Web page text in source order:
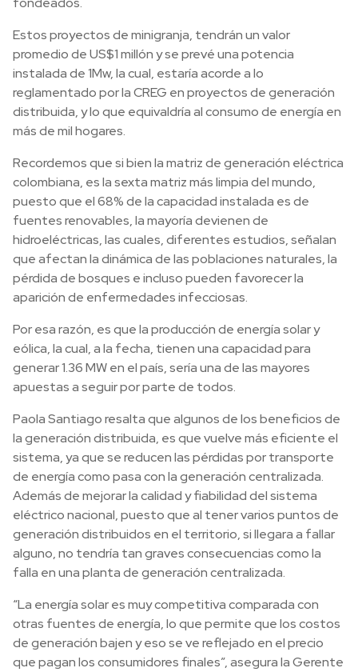
Estos proyectos de minigranja, tendrán un valor
promedio de US$1 millón y se prevé una potencia
instalada de 1Mw, la cual, estaría acorde a lo
reglamentado por la CREG en proyectos de generación
distribuida, y lo que equivaldría al consumo de energía en
más de mil hogares.
Recordemos que si bien la matriz de generación eléctrica
colombiana, es la sexta matriz más limpia del mundo,
puesto que el 68% de la capacidad instalada es de
fuentes renovables, la mayoría devienen de
hidroeléctricas, las cuales, diferentes estudios, señalan
que afectan la dinámica de las poblaciones naturales, la
pérdida de bosques e incluso pueden favorecer la
aparición de enfermedades infecciosas.
Por esa razón, es que la producción de energía solar y
eólica, la cual, a la fecha, tienen una capacidad para
generar 1.36 MW en el país, sería una de las mayores
apuestas a seguir por parte de todos.
Paola Santiago resalta que algunos de los beneficios de
la generación distribuida, es que vuelve más eficiente el
sistema, ya que se reducen las pérdidas por transporte
de energía como pasa con la generación centralizada.
Además de mejorar la calidad y fiabilidad del sistema
eléctrico nacional, puesto que al tener varios puntos de
generación distribuidos en el territorio, si llegara a fallar
alguno, no tendría tan graves consecuencias como la
falla en una planta de generación centralizada.
“La energía solar es muy competitiva comparada con
otras fuentes de energía, lo que permite que los costos
de generación bajen y eso se ve reflejado en el precio
que pagan los consumidores finales”, asegura la Gerente